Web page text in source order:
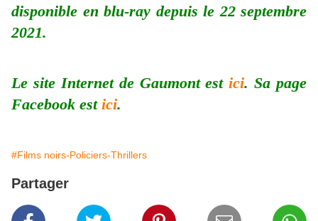
disponible en blu-ray depuis le 22 septembre
2021.
Le site Internet de Gaumont estici. Sa page
Facebook est ici.
#Films noirs-Policiers-Thrillers
Partager